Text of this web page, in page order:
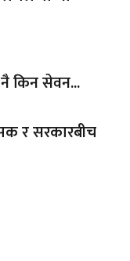
किन सेवन...
र सरकारबीच